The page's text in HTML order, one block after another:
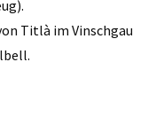
Titlà im Vinschgau